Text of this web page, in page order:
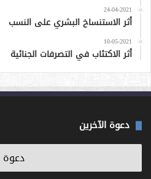
24-04-2021
أثر الاستنساخ البشري على النسب
10-05-2021
أثر الاكتئاب في التصرفات الجنائية
دعوة الآخرين